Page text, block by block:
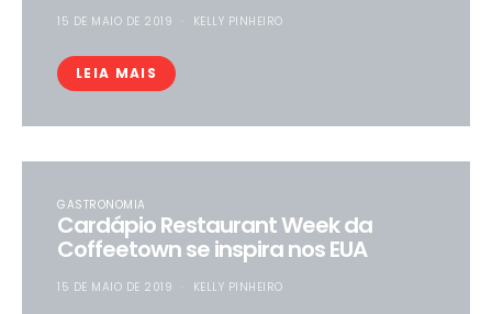
15 DE MAIO DE 2019 KELLY PINHEIRO
LEIA MAIS
GASTRONOMIA
Cardápio Restaurant Week da
Coffeetown se inspira nos EUA
15 DE MAIO DE 2019 KELLY PINHEIRO